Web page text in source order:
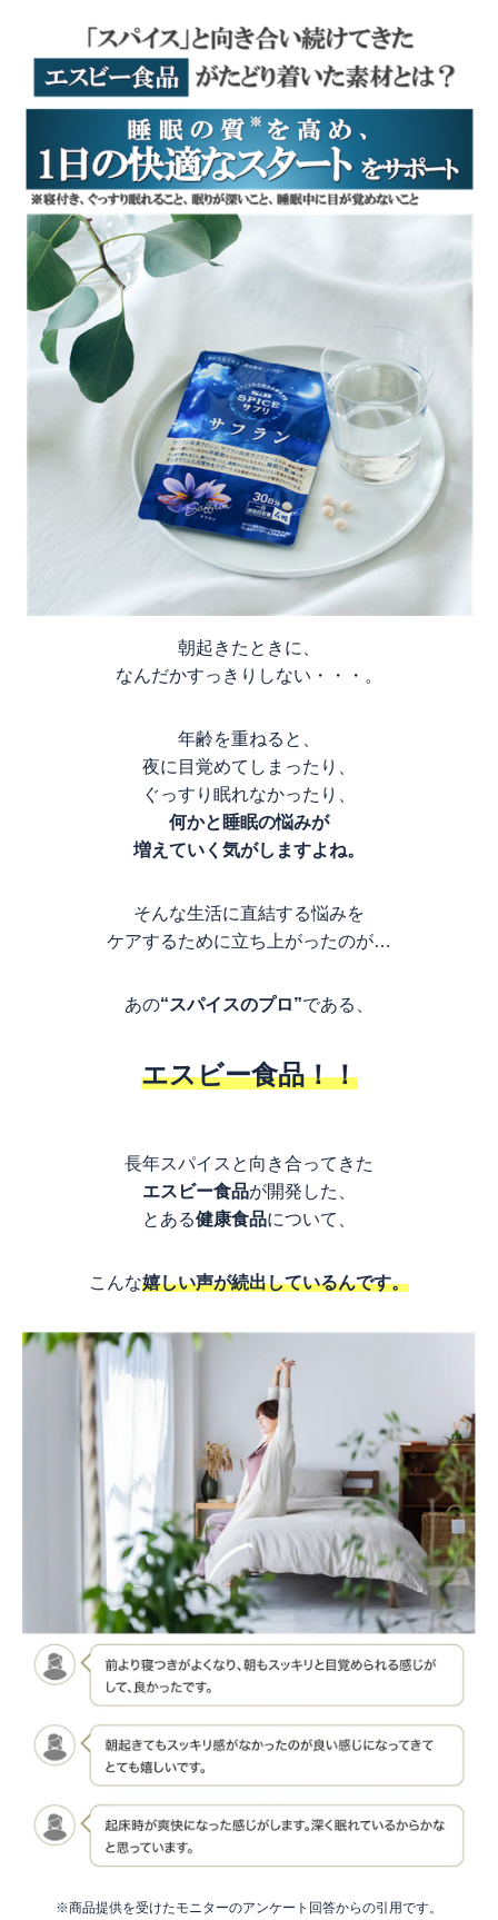
朝起きたときに、
なんだかすっきりしない・・・。
年齢を重ねると、
夜に目覚めてしまったり、
ぐっすり眠れなかったり、
何かと睡眠の悩みが
増えていく気がしますよね。
そんな生活に直結する悩みを
ケアするために立ち上がったのが…
あの“スパイスのプロ”である、
エスビー食品！！
長年スパイスと向き合ってきた
エスビー食品が開発した、
とある健康食品について、
こんな嬉しい声が続出しているんです。
※商品提供を受けたモニターのアンケート回答からの引用です。